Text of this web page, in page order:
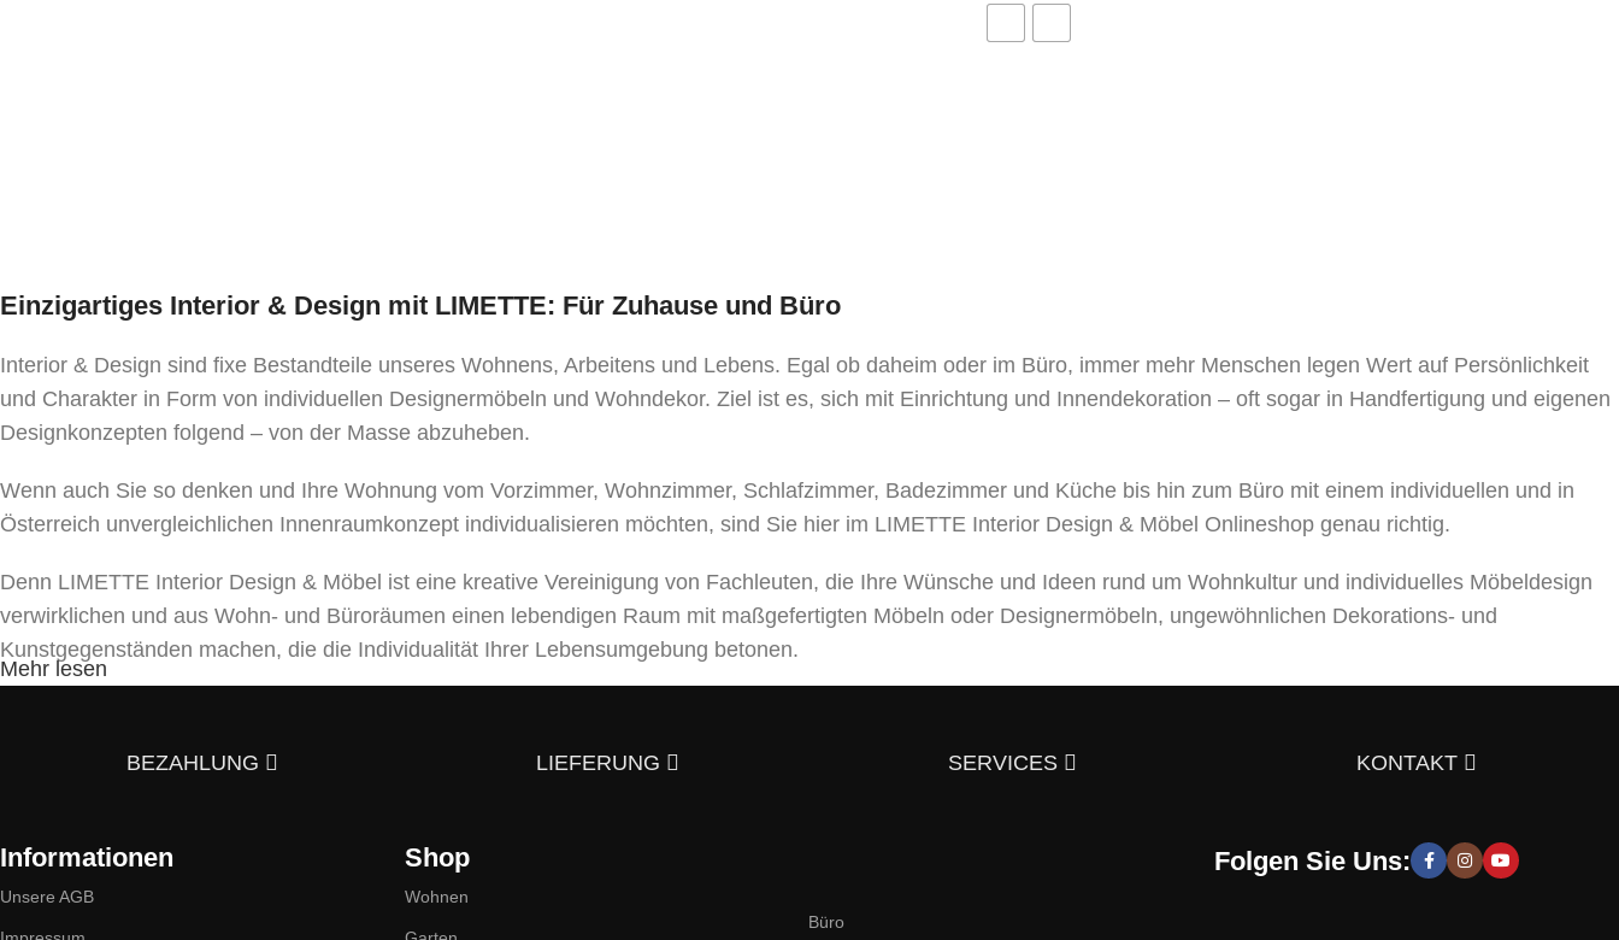
Einzigartiges Interior & Design mit LIMETTE: Für Zuhause und Büro
Interior & Design sind fixe Bestandteile unseres Wohnens, Arbeitens und Lebens. Egal ob daheim oder im Büro, immer mehr Menschen legen Wert auf Persönlichkeit
und Charakter in Form von individuellen Designermöbeln und Wohndekor. Ziel ist es, sich mit Einrichtung und Innendekoration – oft sogar in Handfertigung und eigenen
Designkonzepten folgend – von der Masse abzuheben.
Wenn auch Sie so denken und Ihre Wohnung vom Vorzimmer, Wohnzimmer, Schlafzimmer, Badezimmer und Küche bis hin zum Büro mit einem individuellen und in
Österreich unvergleichlichen Innenraumkonzept individualisieren möchten, sind Sie hier im LIMETTE Interior Design & Möbel Onlineshop genau richtig.
Denn LIMETTE Interior Design & Möbel ist eine kreative Vereinigung von Fachleuten, die Ihre Wünsche und Ideen rund um Wohnkultur und individuelles Möbeldesign
verwirklichen und aus Wohn- und Büroräumen einen lebendigen Raum mit maßgefertigten Möbeln oder Designermöbeln, ungewöhnlichen Dekorations- und
Kunstgegenständen machen, die die Individualität Ihrer Lebensumgebung betonen.
Stilvielfalt:Wir bieten Möbel im skandinavischen, dänischen und italienischen Stil an. Hier finden Sie elegante, moderne und stilvolle Lösungen, die Sie zur Schaffung
eines einzigartigen Interieurs inspirieren werden.
Mehr lesen
BEZAHLUNG LIEFERUNG SERVICES KONTAKT
Informationen
Unsere AGB
Shop
Wohnen
Büro
Folgen Sie Uns: